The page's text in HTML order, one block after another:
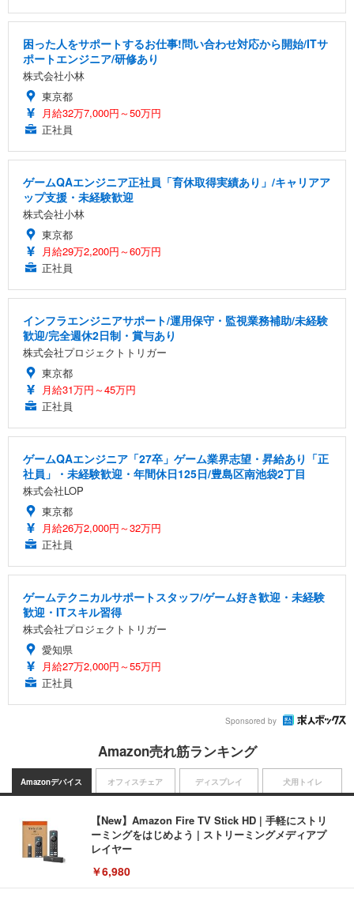
困った人をサポートするお仕事!問い合わせ対応から開始/ITサ
ポートエンジニア/研修あり
株式会社小林
東京都
月給32万7,000円～50万円
正社員
ゲームQAエンジニア正社員「育休取得実績あり」/キャリアア
ップ支援・未経験歓迎
株式会社小林
東京都
月給29万2,200円～60万円
正社員
インフラエンジニアサポート/運用保守・監視業務補助/未経験
歓迎/完全週休2日制・賞与あり
株式会社プロジェクトトリガー
東京都
月給31万円～45万円
正社員
ゲームQAエンジニア「27卒」ゲーム業界志望・昇給あり「正
社員」・未経験歓迎・年間休日125日/豊島区南池袋2丁目
株式会社LOP
東京都
月給26万2,000円～32万円
正社員
ゲームテクニカルサポートスタッフ/ゲーム好き歓迎・未経験
歓迎・ITスキル習得
株式会社プロジェクトトリガー
愛知県
月給27万2,000円～55万円
正社員
Sponsored by
Amazon売れ筋ランキング
Amazonデバイス
【New】Amazon Fire TV Stick HD | 手軽にストリ
ーミングをはじめよう | ストリーミングメディアプ
レイヤー
￥6,980
オフィスチェア ディスプレイ 犬用トイレ